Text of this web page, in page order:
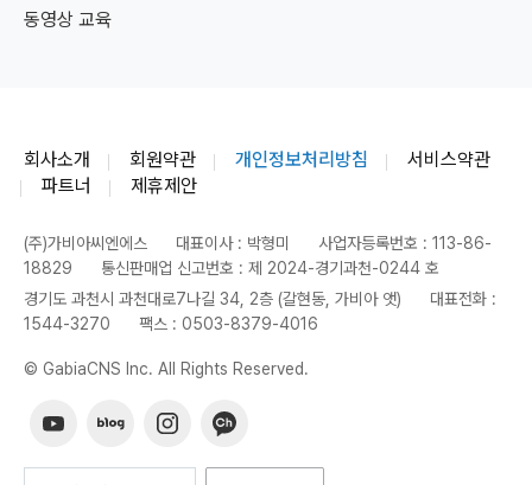
동영상 교육
회사소개 회원약관 개인정보처리방침
서비스약관
파트너
제휴제안
(주)가비아씨엔에스 대표이사 : 박형미
사업자등록번호 : 113-86-
18829
통신판매업 신고번호 : 제 2024-경기과천-0244 호
경기도 과천시 과천대로7나길 34, 2층 (갈현동, 가비아 앳)
대표전화 :
1544-3270
팩스 : 0503-8379-4016
© GabiaCNS Inc. All Rights Reserved.